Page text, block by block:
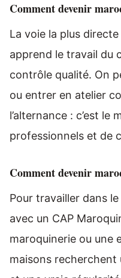
Comment devenir
La voie la plus
apprend le travail du
contrôle qualité. On
ou entrer en atelier
l’alternance : c’est le
professionnels et de
Comment devenir
Pour travailler dans
avec un CAP
maroquinerie ou une
maisons recherchent